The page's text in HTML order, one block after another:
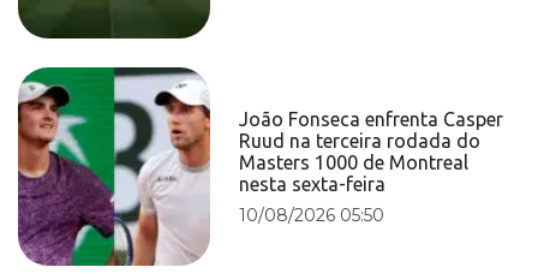
João Fonseca enfrenta Casper
Ruud na terceira rodada do
Masters 1000 de Montreal
nesta sexta-feira
10/08/2026 05:50